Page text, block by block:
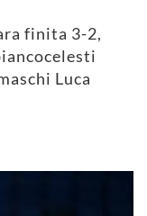
finita 3-2,
Luca